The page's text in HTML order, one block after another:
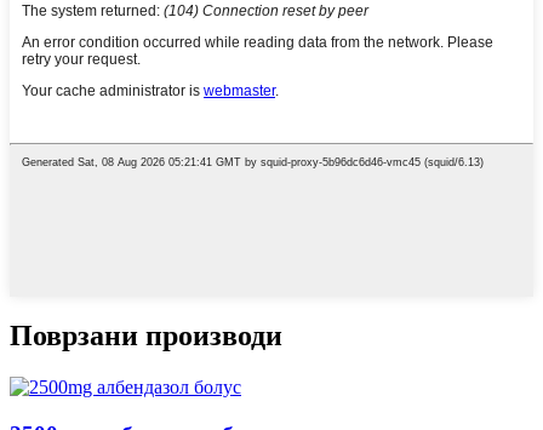
Поврзани производи